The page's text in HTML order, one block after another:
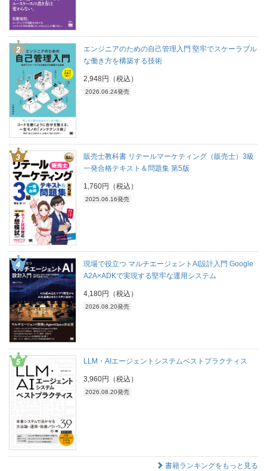
エンジニアのための自己管理入門 堅牢でスケーラブル
な働き方を構築する技術
2,948円（税込）
2026.06.24発売
販売士教科書 リテールマーケティング（販売士）3級
一発合格テキスト＆問題集 第5版
1,760円（税込）
2025.06.16発売
現場で役立つ マルチエージェントAI設計入門 Google
A2A×ADKで実現する堅牢な運用システム
4,180円（税込）
2026.08.20発売
LLM・AIエージェントシステムベストプラクティス
3,960円（税込）
2026.08.20発売
書籍ランキングをもっと見る